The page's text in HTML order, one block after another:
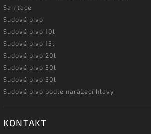
Sanitace
Sudové pivo
Sudové pivo 10l
Sudové pivo 15l
Sudové pivo 20l
Sudové pivo 30l
Sudové pivo 50l
Sudové pivo podle narážecí hlavy
KONTAKT